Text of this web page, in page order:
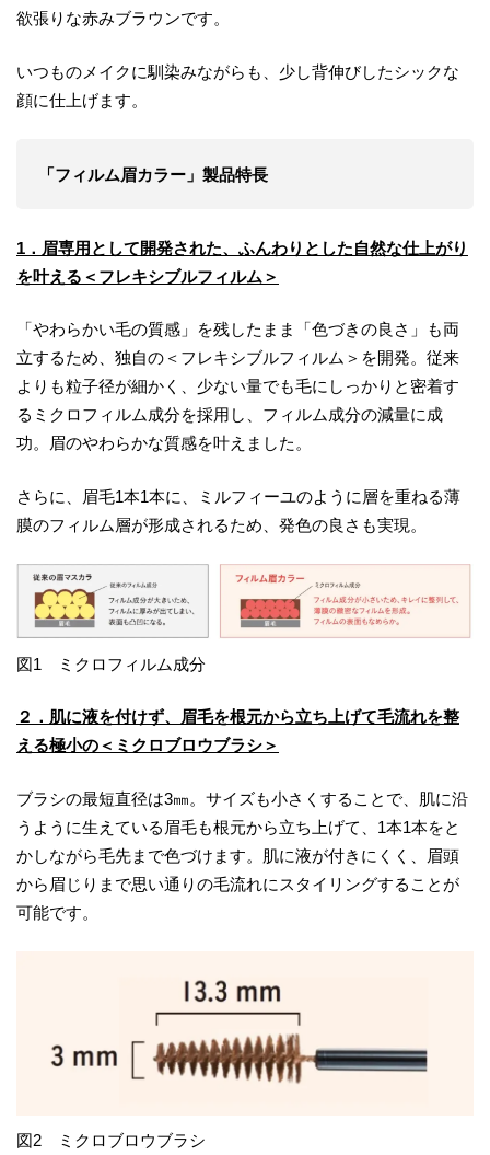
欲張りな赤みブラウンです。
いつものメイクに馴染みながらも、少し背伸びしたシックな
顔に仕上げます。
「フィルム眉カラー」製品特長
1．眉専用として開発された、ふんわりとした自然な仕上がり
を叶える＜フレキシブルフィルム＞
「やわらかい毛の質感」を残したまま「色づきの良さ」も両
立するため、独自の＜フレキシブルフィルム＞を開発。従来
よりも粒子径が細かく、少ない量でも毛にしっかりと密着す
るミクロフィルム成分を採用し、フィルム成分の減量に成
功。眉のやわらかな質感を叶えました。
さらに、眉毛1本1本に、ミルフィーユのように層を重ねる薄
膜のフィルム層が形成されるため、発色の良さも実現。
図1 ミクロフィルム成分
２．肌に液を付けず、眉毛を根元から立ち上げて毛流れを整
える極小の＜ミクロブロウブラシ＞
ブラシの最短直径は3㎜。サイズも小さくすることで、肌に沿
うように生えている眉毛も根元から立ち上げて、1本1本をと
かしながら毛先まで色づけます。肌に液が付きにくく、眉頭
から眉じりまで思い通りの毛流れにスタイリングすることが
可能です。
図2 ミクロブロウブラシ